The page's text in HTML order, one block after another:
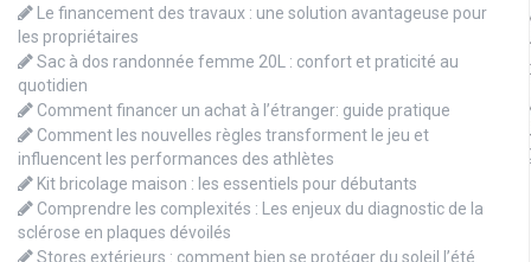
Le financement des travaux : une solution avantageuse pour
les propriétaires
Sac à dos randonnée femme 20L : confort et praticité au
quotidien
Comment financer un achat à l’étranger: guide pratique
Comment les nouvelles règles transforment le jeu et
influencent les performances des athlètes
Kit bricolage maison : les essentiels pour débutants
Comprendre les complexités : Les enjeux du diagnostic de la
sclérose en plaques dévoilés
Stores extérieurs : comment bien se protéger du soleil l’été